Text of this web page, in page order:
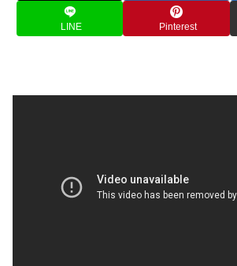
LINE Pinterest